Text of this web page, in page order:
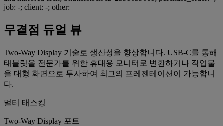
무결점 듀얼 뷰
Two-Way Display 기술로 생산성을 향상합니다. USB-C를 통해
태블릿을 전문가를 위한 휴대용 모니터로 변환하거나 작업물
을 대형 화면으로 투사하여 최고의 프레젠테이션이 가능합니
다.
멀티 태스킹
Two-Way Display 포트